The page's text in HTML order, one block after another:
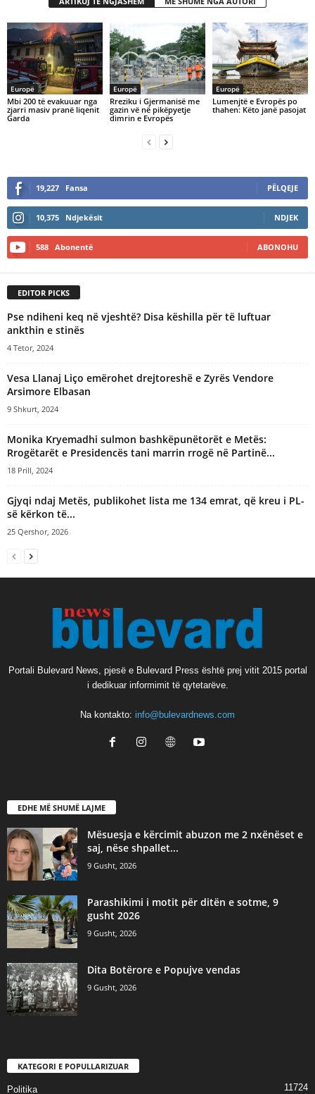
Europë
Mbi 200 të evakuuar nga
zjarri masiv pranë liqenit
Garda
Europë
​Rreziku i Gjermanisë me
gazin vë në pikëpyetje
dimrin e Evropës
Europë
Lumenjtë e Evropës po
thahen: Këto janë pasojat
19,227 Fansa PËLQEJE
10,375 Ndjekësit NDJEK
588 Abonentë ABONOHU
EDITOR PICKS
Pse ndiheni keq në vjeshtë? Disa këshilla për të luftuar
ankthin e stinës
4 Tetor, 2024
Vesa Llanaj Liço emërohet drejtoreshë e Zyrës Vendore
Arsimore Elbasan
9 Shkurt, 2024
Monika Kryemadhi sulmon bashkëpunëtorët e Metës:
Rrogëtarët e Presidencës tani marrin rrogë në Partinë...
18 Prill, 2024
Gjyqi ndaj Metës, publikohet lista me 134 emrat, që kreu i PL-
së kërkon të...
25 Qershor, 2026
Portali Bulevard News, pjesë e Bulevard Press është prej vitit 2015 portal
i dedikuar informimit të qytetarëve.
Na kontakto: info@bulevardnews.com
EDHE MË SHUMË LAJME
Mësuesja e kërcimit abuzon me 2 nxënëset e
saj, nëse shpallet...
9 Gusht, 2026
Parashikimi i motit për ditën e sotme, 9
gusht 2026
9 Gusht, 2026
​Dita Botërore e Popujve vendas
9 Gusht, 2026
KATEGORI E POPULLARIZUAR
Politika 11724